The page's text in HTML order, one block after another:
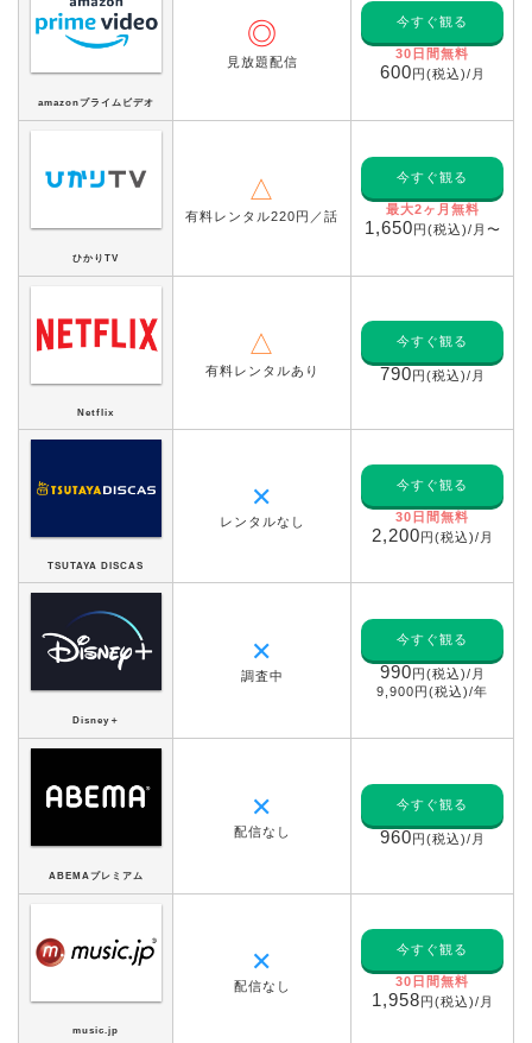
amazonプライムビデオ
◎
見放題配信
今すぐ観る
30日間無料
600円(税込)/月
ひかりTV
△
有料レンタル220円／話
今すぐ観る
最大2ヶ月無料
1,650円(税込)/月〜
Netflix
△
有料レンタルあり
今すぐ観る
790円(税込)/月
TSUTAYA DISCAS
✕
レンタルなし
今すぐ観る
30日間無料
2,200円(税込)/月
Disney＋
✕
調査中
今すぐ観る
990円(税込)/月
9,900円(税込)/年
ABEMAプレミアム
✕
配信なし
今すぐ観る
960円(税込)/月
music.jp
✕
配信なし
今すぐ観る
30日間無料
1,958円(税込)/月